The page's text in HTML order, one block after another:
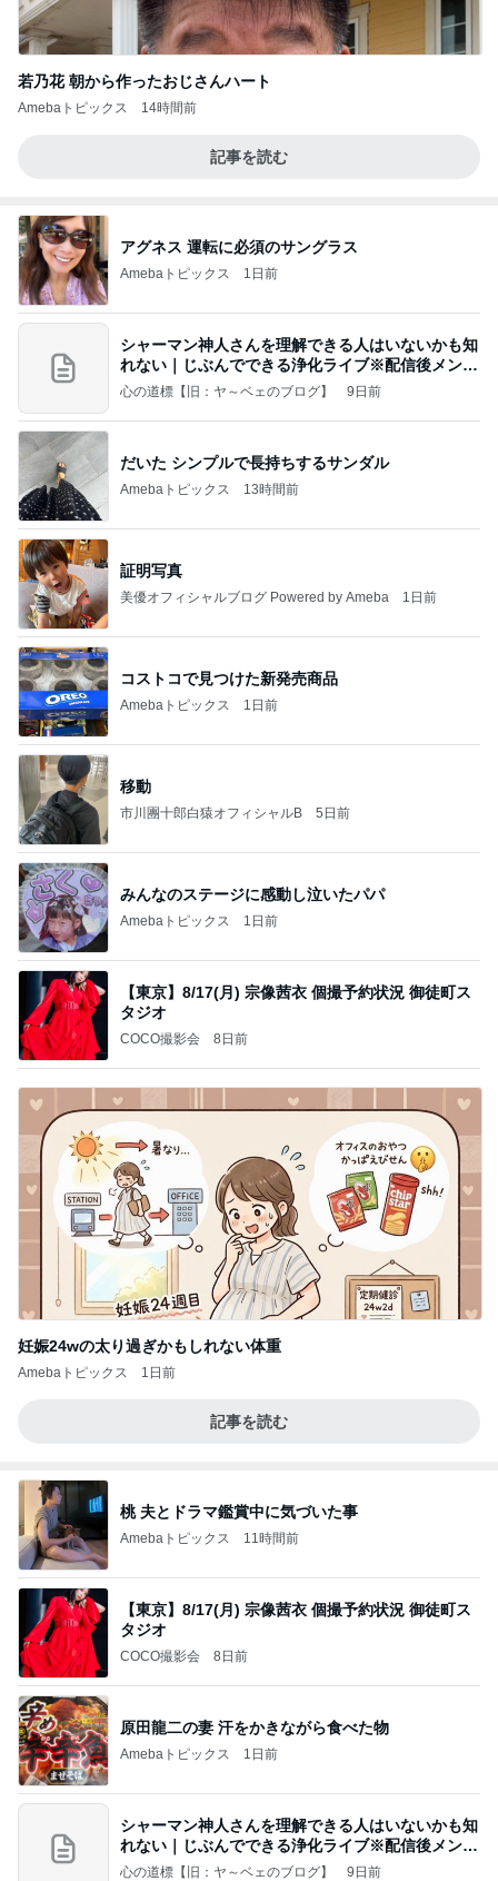
若乃花 朝から作ったおじさんハート
Amebaトピックス 14時間前
記事を読む
アグネス 運転に必須のサングラス
Amebaトピックス 1日前
シャーマン神人さんを理解できる人はいないかも知
れない｜じぶんでできる浄化ライブ※配信後メンバ
ー限
心の道標【旧：ヤ～ベェのブログ】 9日前
だいた シンプルで長持ちするサンダル
Amebaトピックス 13時間前
証明写真
美優オフィシャルブログ Powered by Ameba 1日前
コストコで見つけた新発売商品
Amebaトピックス 1日前
移動
市川團十郎白猿オフィシャルB 5日前
みんなのステージに感動し泣いたパパ
Amebaトピックス 1日前
【東京】8/17(月) 宗像茜衣 個撮予約状況 御徒町ス
タジオ
COCO撮影会 8日前
妊娠24wの太り過ぎかもしれない体重
Amebaトピックス 1日前
記事を読む
桃 夫とドラマ鑑賞中に気づいた事
Amebaトピックス 11時間前
【東京】8/17(月) 宗像茜衣 個撮予約状況 御徒町ス
タジオ
COCO撮影会 8日前
原田龍二の妻 汗をかきながら食べた物
Amebaトピックス 1日前
シャーマン神人さんを理解できる人はいないかも知
れない｜じぶんでできる浄化ライブ※配信後メンバ
ー限
心の道標【旧：ヤ～ベェのブログ】 9日前